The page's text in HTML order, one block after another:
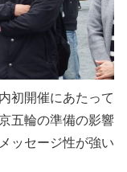
初開催にあたって
五輪の準備の影響
ッセージ性が強い